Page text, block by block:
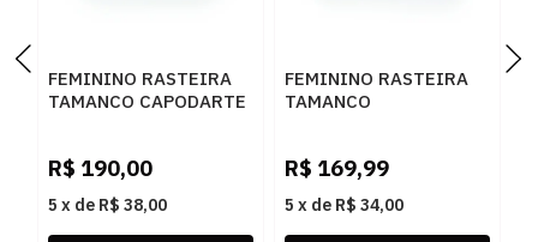
FEMININO RASTEIRA
TAMANCO CAPODARTE
R$ 190,00
5 x de R$ 38,00
FEMININO RASTEIRA
TAMANCO
R$ 169,99
5 x de R$ 34,00